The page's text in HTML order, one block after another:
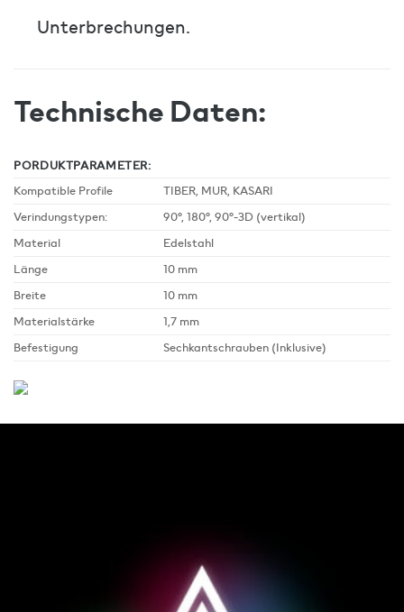
Unterbrechungen.
Technische Daten:
PORDUKTPARAMETER:
Kompatible Profile
TIBER, MUR, KASARI
Verindungstypen:
90°, 180°, 90°-3D (vertikal)
Material
Edelstahl
Länge
10 mm
Breite
10 mm
Materialstärke
1,7 mm
Befestigung
Sechkantschrauben (Inklusive)